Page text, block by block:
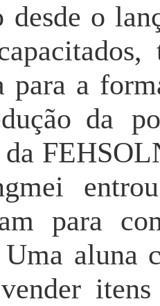
desde o
para a
da
da
para
aluna
itens